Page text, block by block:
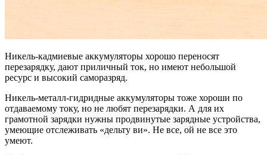
Никель-кадмиевые аккумуляторы хорошо переносят
перезарядку, дают приличный ток, но имеют небольшой
ресурс и высокий саморазряд.
Никель-металл-гидридные аккумуляторы тоже хороши по
отдаваемому току, но не любят перезарядки. А для их
грамотной зарядки нужны продвинутые зарядные устройства,
умеющие отслеживать «дельту ви». Не все, ой не все это
умеют.